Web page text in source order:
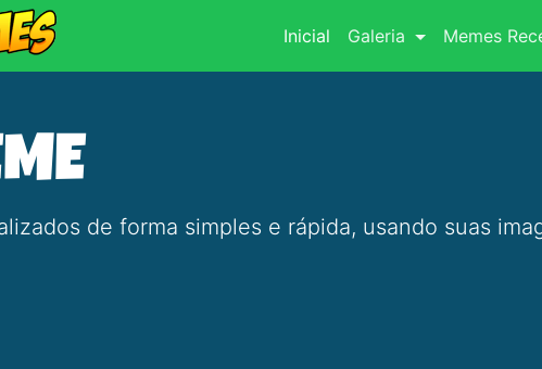
Inicial(current)
Galeria Memes
de forma simples e rápida, usando suas